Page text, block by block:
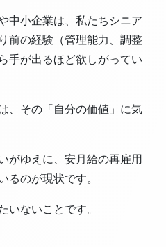
中小企業は、私たちシニア
前の経験（管理能力、調整
手が出るほど欲しがってい
、その「自分の価値」に気
がゆえに、安月給の再雇用
るのが現状です。
いないことです。